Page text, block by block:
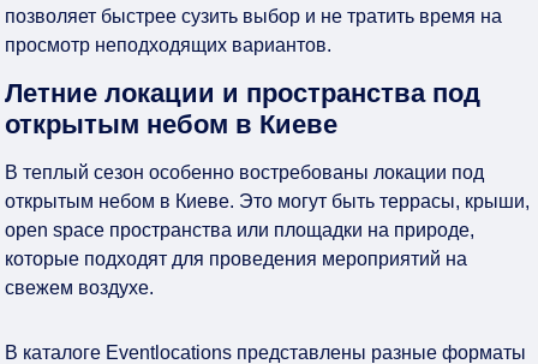
позволяет быстрее сузить выбор и не тратить время на
просмотр неподходящих вариантов.
Летние локации и пространства под
открытым небом в Киеве
В теплый сезон особенно востребованы локации под
открытым небом в Киеве. Это могут быть террасы, крыши,
open space пространства или площадки на природе,
которые подходят для проведения мероприятий на
свежем воздухе.
В каталоге Eventlocations представлены разные форматы